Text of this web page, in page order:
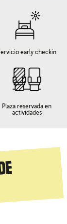
early checkin
Plaza reservada en
actividades